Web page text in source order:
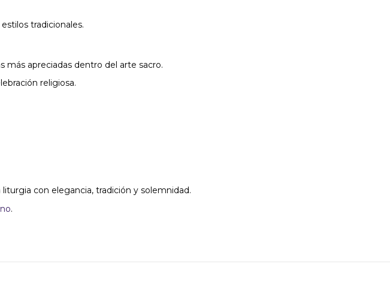
tradicionales.
apreciadas dentro del arte sacro.
religiosa.
con elegancia, tradición y solemnidad.
.